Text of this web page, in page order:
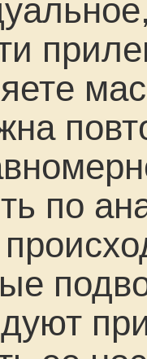
носом
Но это
Я
выбора.
маски
есть